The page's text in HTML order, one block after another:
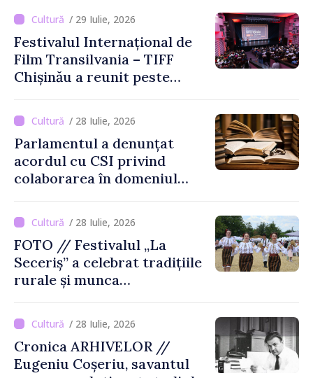
/ 29 Iulie, 2026
Festivalul Internațional de
Film Transilvania – TIFF
Chișinău a reunit peste
de-a șasea ediție
/ 28 Iulie, 2026
Parlamentul a denunțat
acordul cu CSI privind
colaborarea în domeniul
/ 28 Iulie, 2026
FOTO // Festivalul „La
Seceriș” a celebrat tradițiile
rurale și munca
/ 28 Iulie, 2026
Cronica ARHIVELOR //
Eugeniu Coșeriu, savantul